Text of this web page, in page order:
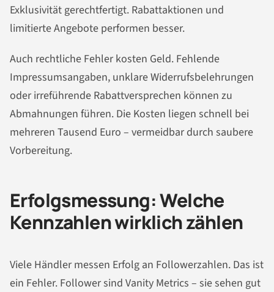
Exklusivität gerechtfertigt. Rabattaktionen und
limitierte Angebote performen besser.
Auch rechtliche Fehler kosten Geld. Fehlende
Impressumsangaben, unklare Widerrufsbelehrungen
oder irreführende Rabattversprechen können zu
Abmahnungen führen. Die Kosten liegen schnell bei
mehreren Tausend Euro – vermeidbar durch saubere
Vorbereitung.
Erfolgsmessung: Welche
Kennzahlen wirklich zählen
Viele Händler messen Erfolg an Followerzahlen. Das ist
ein Fehler. Follower sind Vanity Metrics – sie sehen gut